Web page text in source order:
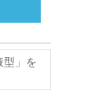
型」を